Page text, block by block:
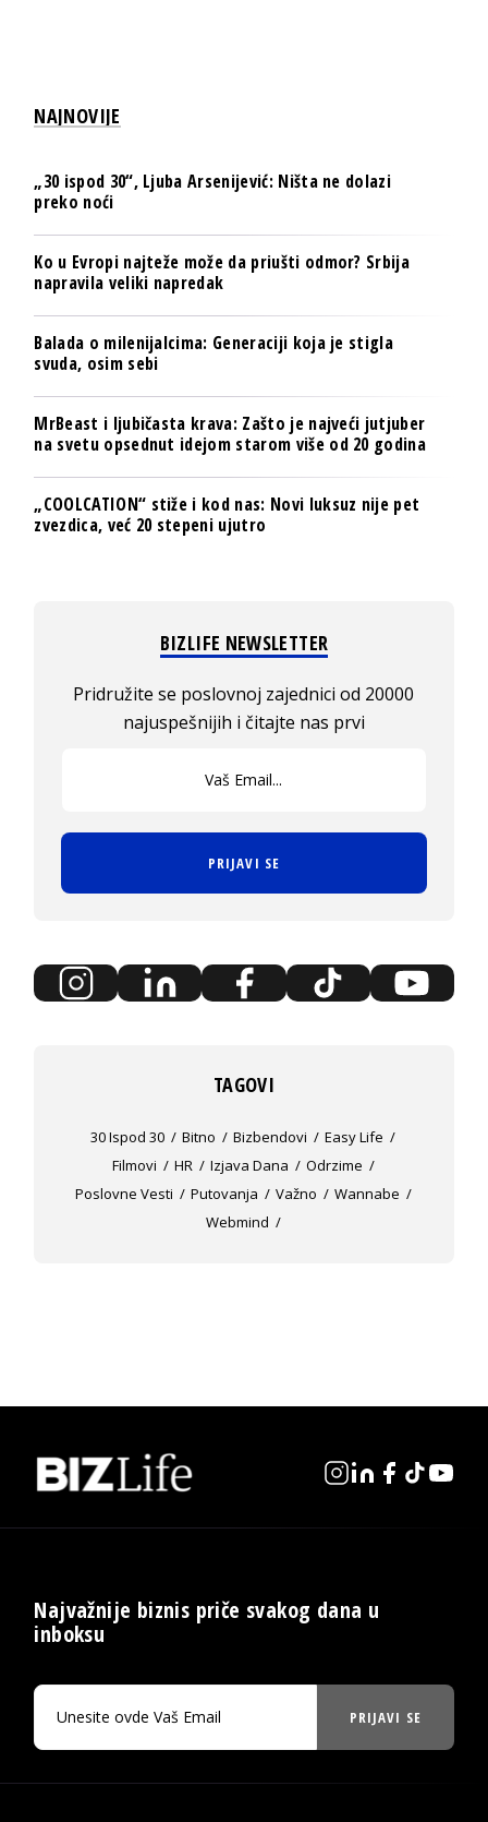
NAJNOVIJE
„30 ispod 30“, Ljuba Arsenijević: Ništa ne dolazi
preko noći
Ko u Evropi najteže može da priušti odmor? Srbija
napravila veliki napredak
Balada o milenijalcima: Generaciji koja je stigla
svuda, osim sebi
MrBeast i ljubičasta krava: Zašto je najveći jutjuber
na svetu opsednut idejom starom više od 20 godina
„COOLCATION“ stiže i kod nas: Novi luksuz nije pet
zvezdica, već 20 stepeni ujutro
BIZLIFE NEWSLETTER
Pridružite se poslovnoj zajednici od 20000
najuspešnijih i čitajte nas prvi
PRIJAVI SE
TAGOVI
30 Ispod 30 Bitno Bizbendovi
Easy Life
Filmovi
HR Izjava Dana
Odrzime
Poslovne Vesti
Putovanja Važno
Wannabe
Webmind
Najvažnije biznis priče svakog dana u
inboksu
PRIJAVI SE